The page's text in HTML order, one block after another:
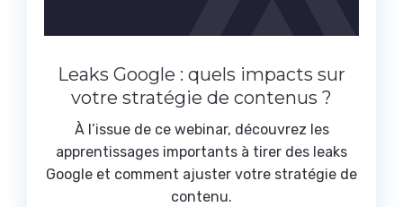
Leaks Google : quels impacts sur
votre stratégie de contenus ?
À l’issue de ce webinar, découvrez les
apprentissages importants à tirer des leaks
Google et comment ajuster votre stratégie de
contenu.